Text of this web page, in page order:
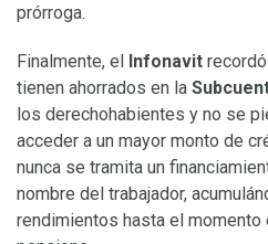
prórroga.
Finalmente, el Infonavit
tienen ahorrados en la
los derechohabientes y no se
acceder a un mayor monto de
nunca se tramita un
nombre del trabajador,
rendimientos hasta el momento